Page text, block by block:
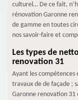
culturel… De ce fait,
rénovation Garonne
de gamme en toutes
nos savoir-faire et
Les types de
renovation 31
Ayant les compétences
travaux de de façade ;
Garonne renovation 31